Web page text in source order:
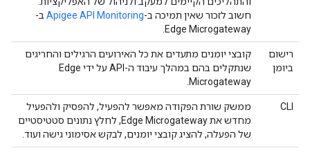
חשוב לזכור שאין תמיכה ב-Apigee API Monitoring ב-
Edge Microgateway.
רישום
ביומן
קובצי יומנים מתעדים את כל האירועים הרגילים והחריגים
שנתקלים בהם במהלך עיבוד ה-API על ידי Edge
Microgateway.
CLI
ממשק שורת הפקודה מאפשר להפעיל, להפסיק ולהפעיל
מחדש את Edge Microgateway, לחלץ נתונים סטטיסטיים
של הפעלה, להציג קובצי יומנים, לבקש אסימוני גישה ועוד.